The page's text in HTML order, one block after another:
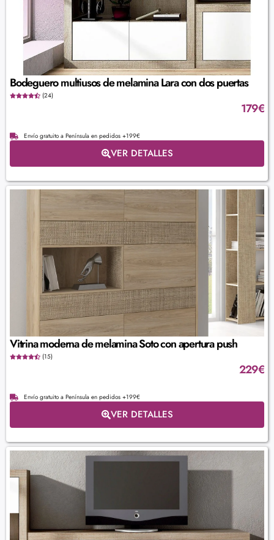
Bodeguero multiusos de melamina Lara con dos puertas
(24)
179€
Envío gratuito a Península en pedidos +199€
VER DETALLES
Vitrina moderna de melamina Soto con apertura push
(15)
229€
Envío gratuito a Península en pedidos +199€
VER DETALLES